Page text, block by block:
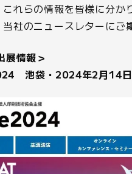
れらの情報を皆様に分か
社のニュースレターにご
展情報＞
池袋・2024年2月14